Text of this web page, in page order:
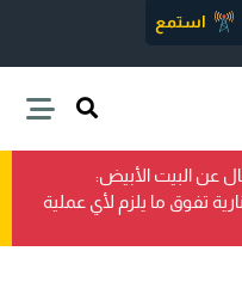
استمع
عن البيت الأبيض:
تفوق ما يلزم لأي عملية